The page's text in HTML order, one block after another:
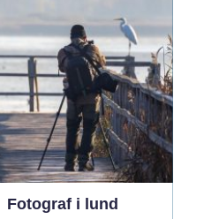
Fotograf i lund